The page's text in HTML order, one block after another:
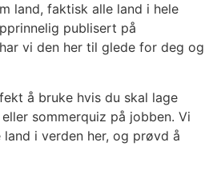
land, faktisk alle land i hele
publisert på
vi den her til glede for deg og
å bruke hvis du skal lage
sommerquiz på jobben. Vi
i verden her, og prøvd å